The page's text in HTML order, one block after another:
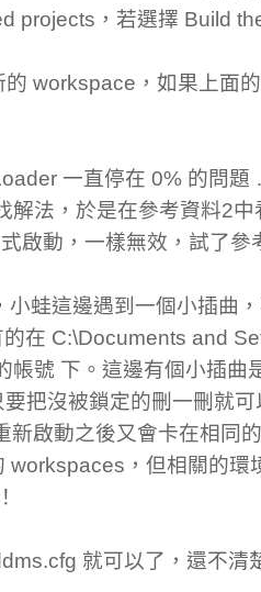
projects，若選擇 Build
workspace，如果上面
一直停在 0% 的問
法，於是在參考資料2中
啟動，一樣無效，試了參
蛙這邊遇到一個小插曲
在 C:\Documents and
號 下。這邊有個小插曲
把沒被鎖定的刪一刪就可
新啟動之後又會卡在相同
workspaces，但相關的環
就可以了，還不清